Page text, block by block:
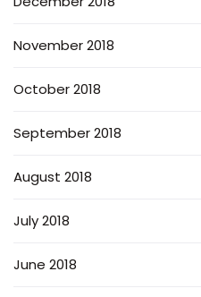
November 2018
October 2018
September 2018
August 2018
July 2018
June 2018